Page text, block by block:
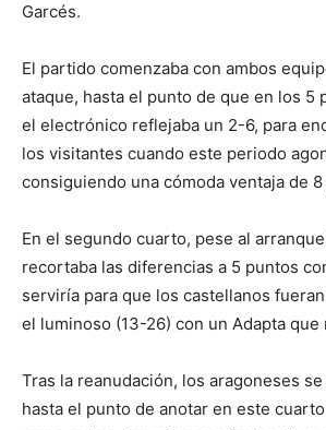
Garcés.
El partido comenzaba con ambos
ataque, hasta el punto de que en los 5
el electrónico reflejaba un 2-6, para
los visitantes cuando este periodo
consiguiendo una cómoda ventaja de
En el segundo cuarto, pese al
recortaba las diferencias a 5 puntos
serviría para que los castellanos
el luminoso (13-26) con un Adapta que
Tras la reanudación, los aragoneses
hasta el punto de anotar en este